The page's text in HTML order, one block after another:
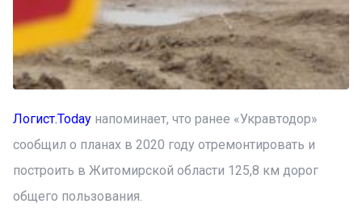
Логист.Today напоминает, что ранее «Укравтодор»
сообщил о планах в 2020 году отремонтировать и
построить в Житомирской области 125,8 км дорог
общего пользования.